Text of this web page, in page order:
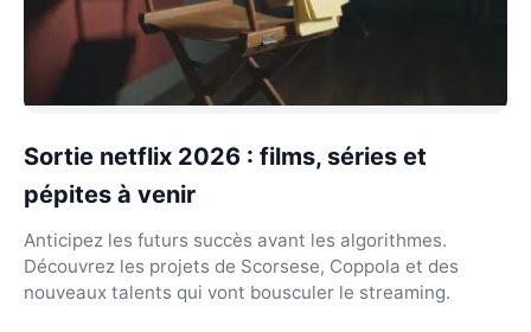
Sortie netflix 2026 : films, séries et
pépites à venir
Anticipez les futurs succès avant les algorithmes.
Découvrez les projets de Scorsese, Coppola et des
nouveaux talents qui vont bousculer le streaming.